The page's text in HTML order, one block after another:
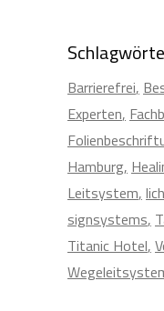
Barrierefrei
Experten
Hamburg
Leitsystem
signsystems
Titanic Hotel